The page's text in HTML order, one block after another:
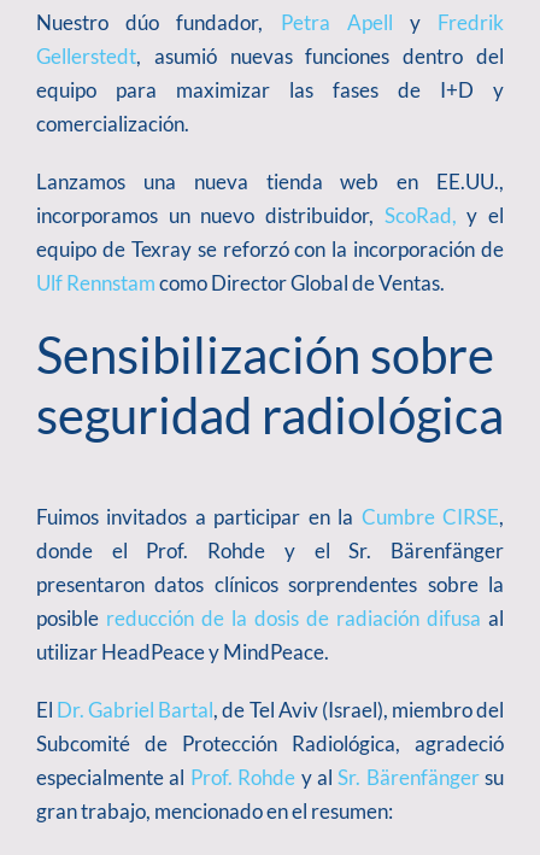
Nuestro dúo fundador, Petra Apell y Fredrik
Gellerstedt, asumió nuevas funciones dentro del
equipo para maximizar las fases de I+D y
comercialización.
Lanzamos una nueva tienda web en EE.UU.,
incorporamos un nuevo distribuidor, ScoRad, y el
equipo de Texray se reforzó con la incorporación de
Ulf Rennstamcomo Director Global de Ventas.
Sensibilización sobre
seguridad radiológica
Fuimos invitados a participar en la Cumbre CIRSE,
donde el Prof. Rohde y el Sr. Bärenfänger
presentaron datos clínicos sorprendentes sobre la
posible reducción de la dosis de radiación difusa al
utilizar HeadPeace y MindPeace.
El Dr. Gabriel Bartal, de Tel Aviv (Israel), miembro del
Subcomité de Protección Radiológica, agradeció
especialmente al Prof. Rohde y alSr. Bärenfängersu
gran trabajo, mencionado en el resumen: